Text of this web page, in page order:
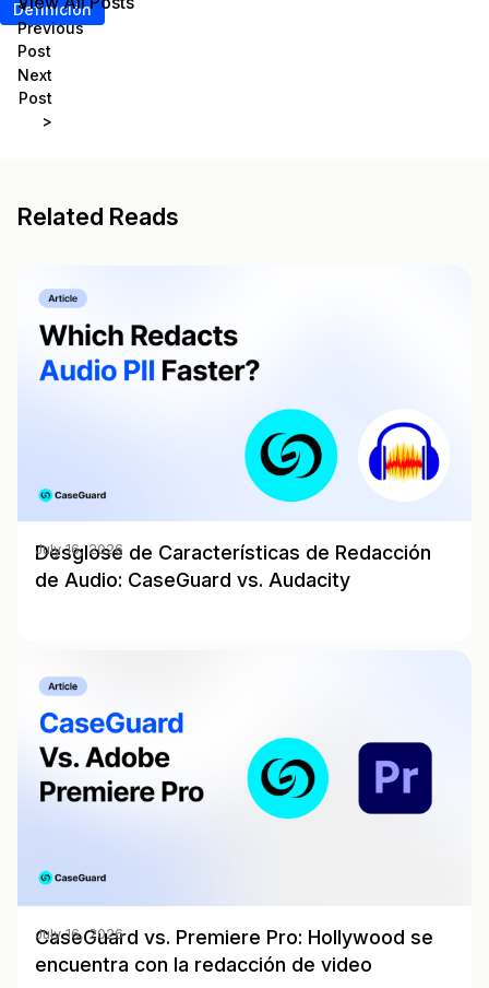
Definición
<
Previous
Post
Next
Post
>
Related Reads
Desglose de Características de Redacción
de Audio: CaseGuard vs. Audacity
July 16, 2026
CaseGuard vs. Premiere Pro: Hollywood se
encuentra con la redacción de video
July 16, 2026